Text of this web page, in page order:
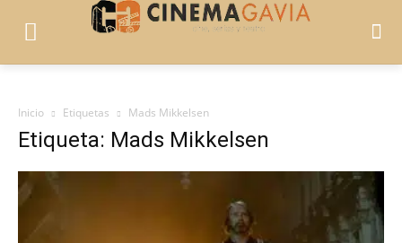
Inicio Etiquetas Mads Mikkelsen
Etiqueta: Mads Mikkelsen